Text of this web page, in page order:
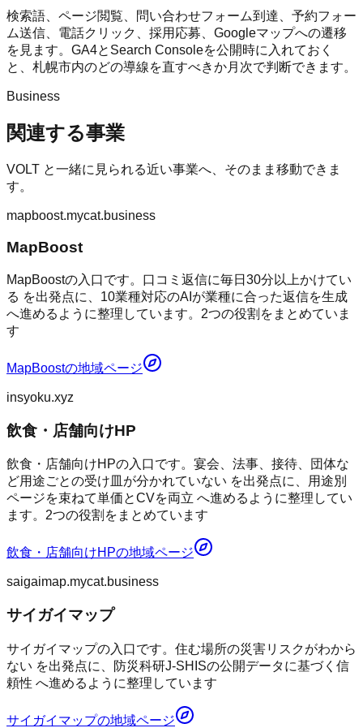
検索語、ページ閲覧、問い合わせフォーム到達、予約フォー
ム送信、電話クリック、採用応募、Googleマップへの遷移
を見ます。GA4とSearch Consoleを公開時に入れておく
と、札幌市内のどの導線を直すべきか月次で判断できます。
Business
関連する事業
VOLT と一緒に見られる近い事業へ、そのまま移動できま
す。
mapboost.mycat.business
MapBoost
MapBoostの入口です。口コミ返信に毎日30分以上かけてい
る を出発点に、10業種対応のAIが業種に合った返信を生成
へ進めるように整理しています。2つの役割をまとめていま
す
MapBoostの地域ページ
insyoku.xyz
飲食・店舗向けHP
飲食・店舗向けHPの入口です。宴会、法事、接待、団体な
ど用途ごとの受け皿が分かれていない を出発点に、用途別
ページを束ねて単価とCVを両立 へ進めるように整理してい
ます。2つの役割をまとめています
飲食・店舗向けHPの地域ページ
saigaimap.mycat.business
サイガイマップ
サイガイマップの入口です。住む場所の災害リスクがわから
ない を出発点に、防災科研J-SHISの公開データに基づく信
頼性 へ進めるように整理しています
サイガイマップの地域ページ